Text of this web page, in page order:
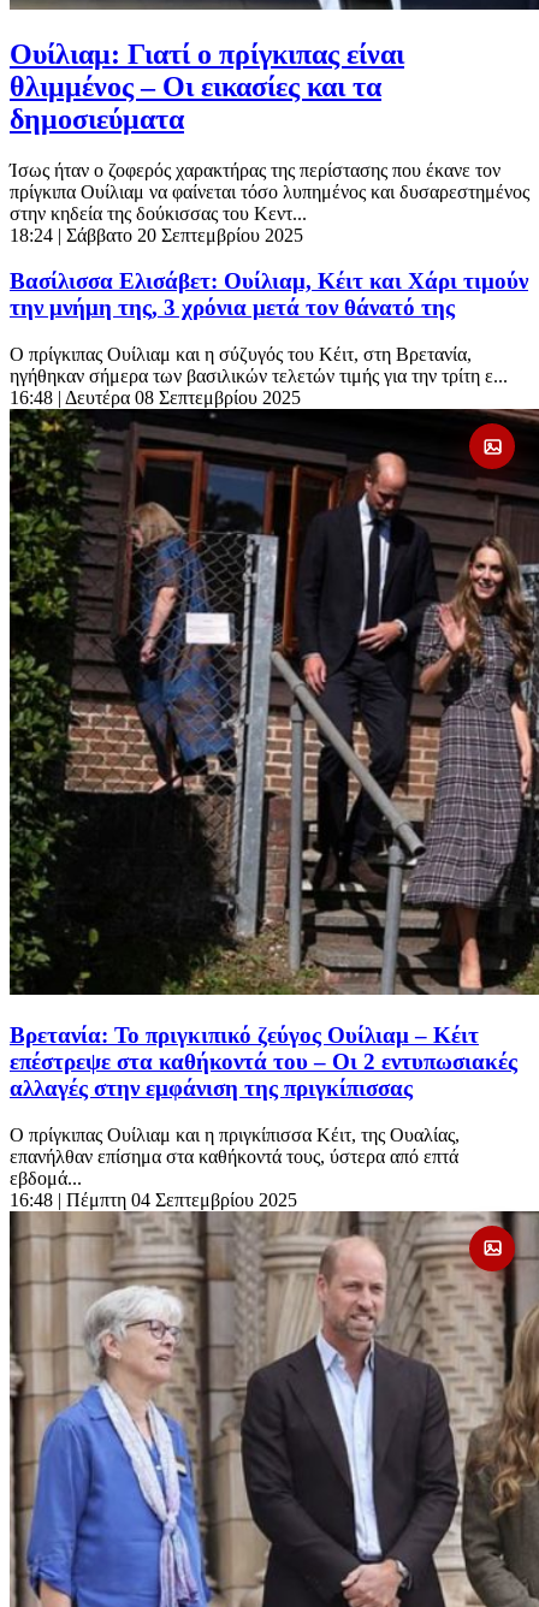
Ουίλιαμ: Γιατί ο πρίγκιπας είναι
θλιμμένος – Οι εικασίες και τα
δημοσιεύματα
Ίσως ήταν ο ζοφερός χαρακτήρας της περίστασης που έκανε τον
πρίγκιπα Ουίλιαμ να φαίνεται τόσο λυπημένος και δυσαρεστημένος
στην κηδεία της δούκισσας του Κεντ...
18:24 | Σάββατο 20 Σεπτεμβρίου 2025
Βασίλισσα Ελισάβετ: Ουίλιαμ, Κέιτ και Χάρι τιμούν
την μνήμη της, 3 χρόνια μετά τον θάνατό της
Ο πρίγκιπας Ουίλιαμ και η σύζυγός του Κέιτ, στη Βρετανία,
ηγήθηκαν σήμερα των βασιλικών τελετών τιμής για την τρίτη ε...
16:48 | Δευτέρα 08 Σεπτεμβρίου 2025
Βρετανία: Το πριγκιπικό ζεύγος Ουίλιαμ – Κέιτ
επέστρεψε στα καθήκοντά του – Οι 2 εντυπωσιακές
αλλαγές στην εμφάνιση της πριγκίπισσας
Ο πρίγκιπας Ουίλιαμ και η πριγκίπισσα Κέιτ, της Ουαλίας,
επανήλθαν επίσημα στα καθήκοντά τους, ύστερα από επτά
εβδομά...
16:48 | Πέμπτη 04 Σεπτεμβρίου 2025